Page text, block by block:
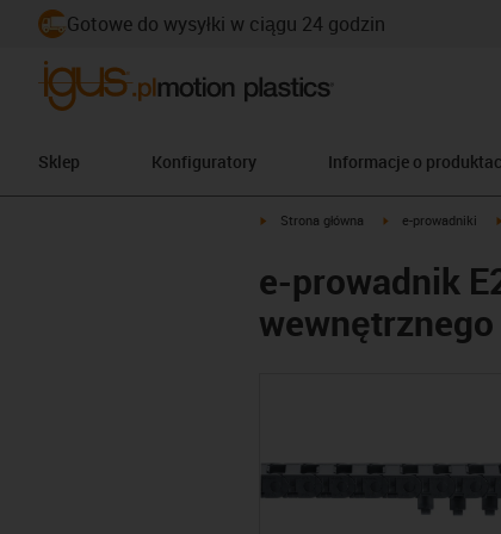
Gotowe do wysyłki w ciągu 24 godzin
Sklep Konfiguratory Informacje o
igus-icon-arrow-right
Strona główna igus-icon-arrow-right
e-prowadniki
e-prowadnik
wewnętrznego